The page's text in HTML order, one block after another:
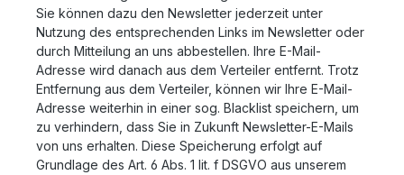
Sie können dazu den Newsletter jederzeit unter
Nutzung des entsprechenden Links im Newsletter oder
durch Mitteilung an uns abbestellen. Ihre E-Mail-
Adresse wird danach aus dem Verteiler entfernt. Trotz
Entfernung aus dem Verteiler, können wir Ihre E-Mail-
Adresse weiterhin in einer sog. Blacklist speichern, um
zu verhindern, dass Sie in Zukunft Newsletter-E-Mails
von uns erhalten. Diese Speicherung erfolgt auf
Grundlage des Art. 6 Abs. 1 lit. f DSGVO aus unserem